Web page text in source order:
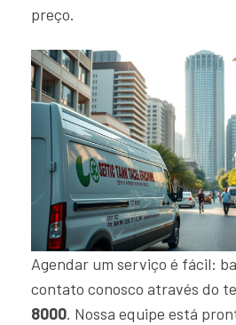
preço.
Agendar um serviço é fácil:
contato conosco através do
8000. Nossa equipe está